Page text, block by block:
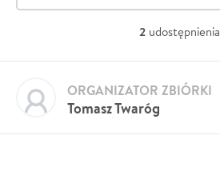
2 udostępnienia
Tomasz Twaróg
ORGANIZATOR ZBIÓRKI